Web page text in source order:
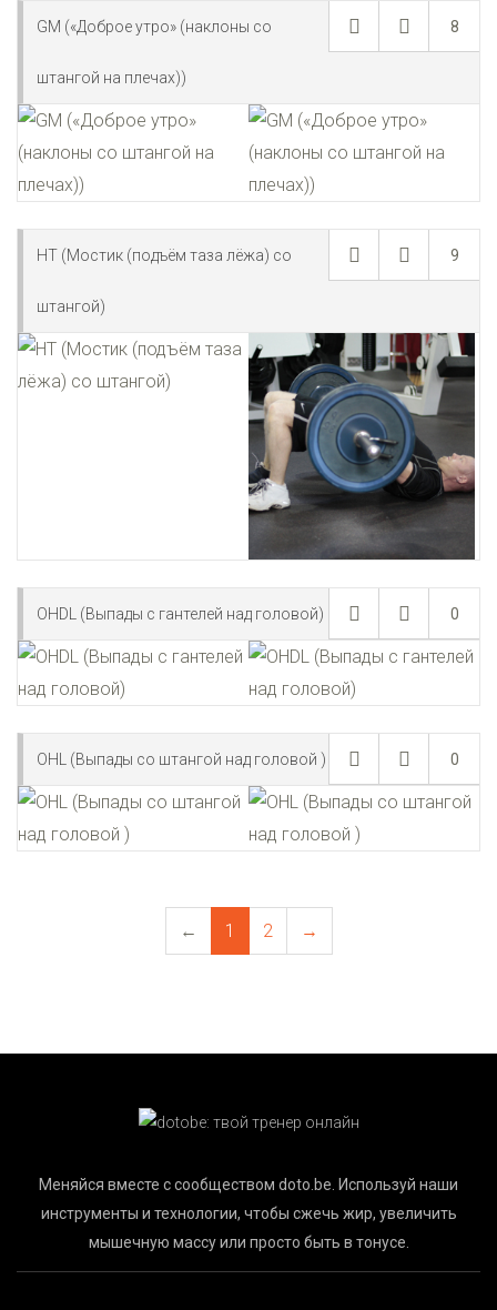
8
GM («Доброе утро» (наклоны со
штангой на плечах))
9
HT (Мостик (подъём таза лёжа) со
штангой)
0
OHDL (Выпады с гантелей над головой)
0
OHL (Выпады со штангой над головой )
← 1 2 →
Меняйся вместе с сообществом doto.be. Используй наши
инструменты и технологии, чтобы сжечь жир, увеличить
мышечную массу или просто быть в тонусе.